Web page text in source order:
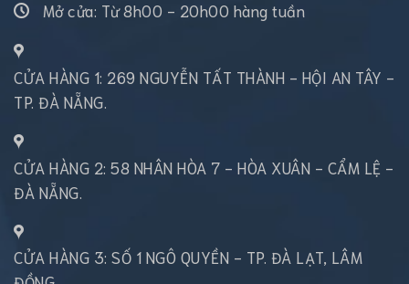
Mở cửa: Từ 8h00 - 20h00 hàng tuần
CỬA HÀNG 1: 269 NGUYỄN TẤT THÀNH - HỘI AN TÂY -
TP. ĐÀ NẴNG.
CỬA HÀNG 2: 58 NHÂN HÒA 7 - HÒA XUÂN - CẨM LỆ -
ĐÀ NẴNG.
CỬA HÀNG 3: SỐ 1 NGÔ QUYỀN - TP. ĐÀ LẠT, LÂM